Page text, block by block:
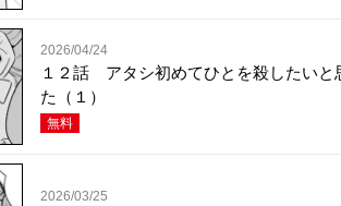
2026/04/24
１２話 アタシ初めてひとを殺したいと
た（１）
無料
2026/03/25